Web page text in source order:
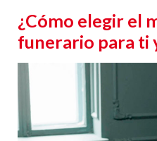
¿Cómo elegir el
funerario para ti